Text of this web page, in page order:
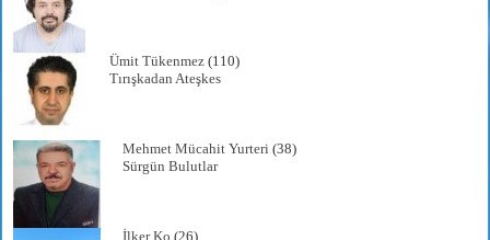
Ümit Tükenmez (110)
Tırışkadan Ateşkes
Mehmet Mücahit Yurteri (38)
Sürgün Bulutlar
İlker Ko (26)